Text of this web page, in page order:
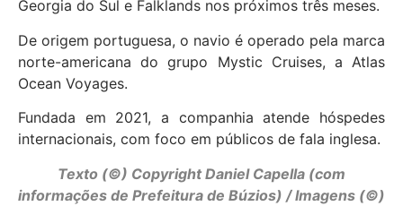
Georgia do Sul e Falklands nos próximos três meses.
De origem portuguesa, o navio é operado pela marca
norte-americana do grupo Mystic Cruises, a Atlas
Ocean Voyages.
Fundada em 2021, a companhia atende hóspedes
internacionais, com foco em públicos de fala inglesa.
Texto (©) Copyright Daniel Capella (com
informações de Prefeitura de Búzios) / Imagens (©)